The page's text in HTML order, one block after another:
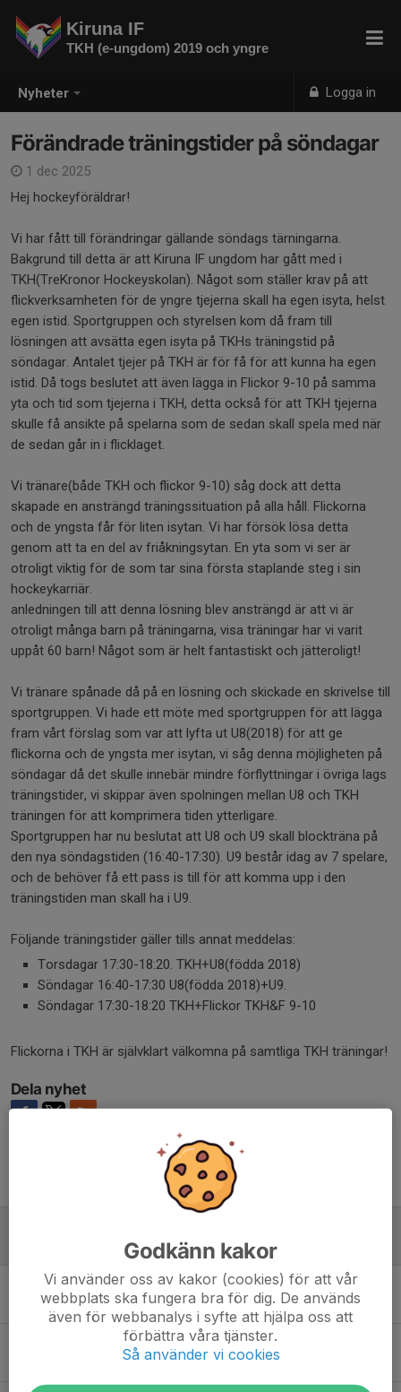
Nyheter Logga in
Kiruna IF
TKH (e-ungdom) 2019 och yngre
Förändrade träningstider på söndagar
1 dec 2025
Hej hockeyföräldrar!
Vi har fått till förändringar gällande söndags tärningarna.
Bakgrund till detta är att Kiruna IF ungdom har gått med i
TKH(TreKronor Hockeyskolan). Något som ställer krav på att
flickverksamheten för de yngre tjejerna skall ha egen isyta, helst
egen istid. Sportgruppen och styrelsen kom då fram till
lösningen att avsätta egen isyta på TKHs träningstid på
söndagar. Antalet tjejer på TKH är för få för att kunna ha egen
istid. Då togs beslutet att även lägga in Flickor 9-10 på samma
yta och tid som tjejerna i TKH, detta också för att TKH tjejerna
skulle få ansikte på spelarna som de sedan skall spela med när
de sedan går in i flicklaget.
Vi tränare(både TKH och flickor 9-10) såg dock att detta
skapade en ansträngd träningssituation på alla håll. Flickorna
och de yngsta får för liten isytan. Vi har försök lösa detta
genom att ta en del av friåkningsytan. En yta som vi ser är
otroligt viktig för de som tar sina första staplande steg i sin
hockeykarriär.
anledningen till att denna lösning blev ansträngd är att vi är
otroligt många barn på träningarna, visa träningar har vi varit
uppåt 60 barn! Något som är helt fantastiskt och jätteroligt!
Vi tränare spånade då på en lösning och skickade en skrivelse till
sportgruppen. Vi hade ett möte med sportgruppen för att lägga
fram vårt förslag som var att lyfta ut U8(2018) för att ge
flickorna och de yngsta mer isytan, vi såg denna möjligheten på
söndagar då det skulle innebär mindre förflyttningar i övriga lags
träningstider, vi skippar även spolningen mellan U8 och TKH
träningen för att komprimera tiden ytterligare.
Sportgruppen har nu beslutat att U8 och U9 skall blockträna på
den nya söndagstiden (16:40-17:30). U9 består idag av 7 spelare,
och de behöver få ett pass is till för att komma upp i den
träningstiden man skall ha i U9.
Följande träningstider gäller tills annat meddelas:
Torsdagar 17:30-18:20. TKH+U8(födda 2018)
Söndagar 16:40-17:30 U8(födda 2018)+U9.
Söndagar 17:30-18:20 TKH+Flickor TKH&F 9-10
Flickorna i TKH är självklart välkomna på samtliga TKH träningar!
Dela nyhet
1 dec 2025
E-Ungdoms cup!
11 nov 2025
E-ungdoms ledare säsong 24-25
31 okt 2024
Godkänn kakor
Vi använder oss av kakor (cookies) för att vår
webbplats ska fungera bra för dig. De används
även för webbanalys i syfte att hjälpa oss att
förbättra våra tjänster.
Så använder vi cookies